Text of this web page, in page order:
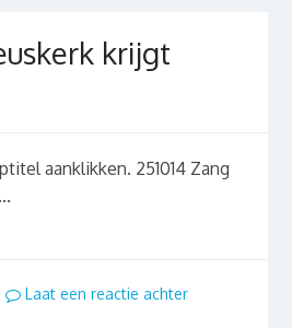
krijgt
aanklikken. 251014 Zang
Laat een reactie achter